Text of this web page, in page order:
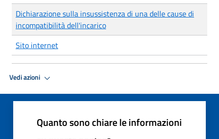
Dichiarazione sulla insussistenza di una delle cause di
incompatibilità dell'incarico
Sito internet
Vedi azioni
Quanto sono chiare le informazioni